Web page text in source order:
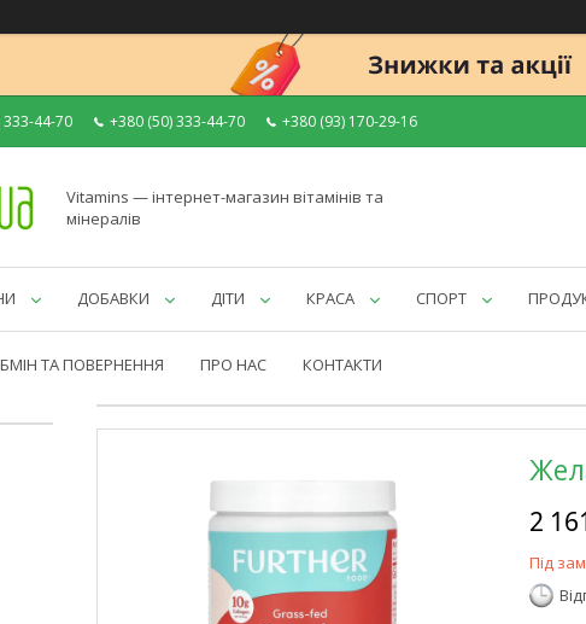
333-44-70 +380 (50) 333-44-70 +380 (93) 170-29-16
Vitamins — інтернет-магазин вітамінів та
мінералів
ДОБАВКИ ДІТИ КРАСА СПОРТ
ТА ПОВЕРНЕННЯ ПРО НАС КОНТАКТИ
2
Під